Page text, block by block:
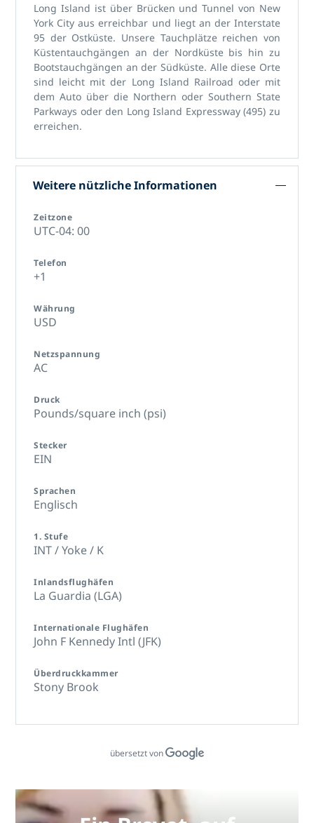
Long Island ist über Brücken und Tunnel von New
York City aus erreichbar und liegt an der Interstate
95 der Ostküste. Unsere Tauchplätze reichen von
Küstentauchgängen an der Nordküste bis hin zu
Bootstauchgängen an der Südküste. Alle diese Orte
sind leicht mit der Long Island Railroad oder mit
dem Auto über die Northern oder Southern State
Parkways oder den Long Island Expressway (495) zu
erreichen.
Weitere nützliche Informationen
Zeitzone
UTC-04: 00
Telefon
+1
Währung
USD
Netzspannung
AC
Druck
Pounds/square inch (psi)
Stecker
EIN
Sprachen
Englisch
1. Stufe
INT / Yoke / K
Inlandsflughäfen
La Guardia (LGA)
Internationale Flughäfen
John F Kennedy Intl (JFK)
Überdruckkammer
Stony Brook
übersetzt von